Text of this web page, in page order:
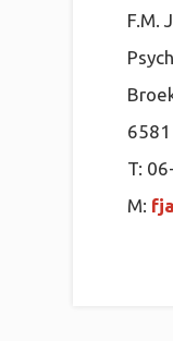
F.M.
6581
T:
M: